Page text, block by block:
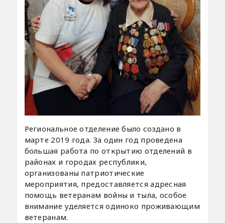
Региональное отделение было создано в
марте 2019 года. За один год проведена
большая работа по открытию отделений в
районах и городах республики,
организованы патриотические
мероприятия, предоставляется адресная
помощь ветеранам войны и тыла, особое
внимание уделяется одиноко проживающим
ветеранам.